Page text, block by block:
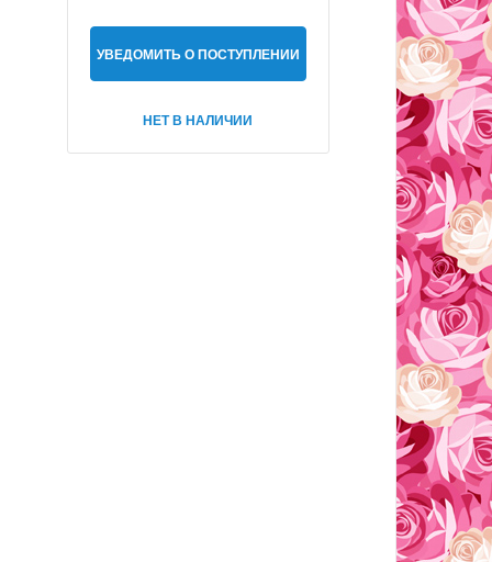
УВЕДОМИТЬ О ПОСТУПЛЕНИИ
НЕТ В НАЛИЧИИ